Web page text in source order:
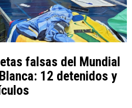
falsas del Mundial
12 detenidos y